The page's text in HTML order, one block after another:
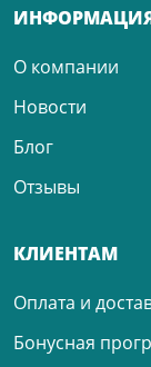
О компании
Новости
Блог
Отзывы
КЛИЕНТАМ
Оплата и
Бонусная